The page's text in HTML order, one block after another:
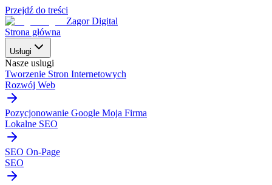
Przejdź do treści
Zagor Digital
Strona główna
Usługi
Nasze uslugi
Tworzenie Stron Internetowych
Rozwój Web
Pozycjonowanie Google Moja Firma
Lokalne SEO
SEO On-Page
SEO